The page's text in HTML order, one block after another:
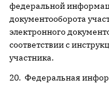
федеральной
документооборота
электронного
соответствии с
участника.
20. Федеральная